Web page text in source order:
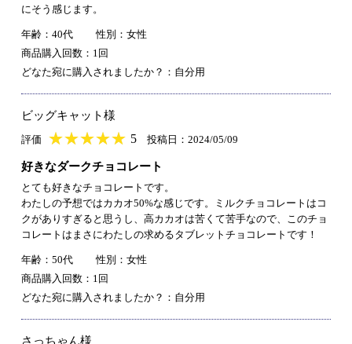
にそう感じます。
年齢：40代
性別：女性
商品購入回数：1回
どなた宛に購入されましたか？：自分用
ビッグキャット様
評価 ★★★★★
★★★★★ 5 投稿日：2024/05/09
好きなダークチョコレート
とても好きなチョコレートです。
わたしの予想ではカカオ50%な感じです。ミルクチョコレートはコ
クがありすぎると思うし、高カカオは苦くて苦手なので、このチョ
コレートはまさにわたしの求めるタブレットチョコレートです！
年齢：50代
性別：女性
商品購入回数：1回
どなた宛に購入されましたか？：自分用
さっちゃん様